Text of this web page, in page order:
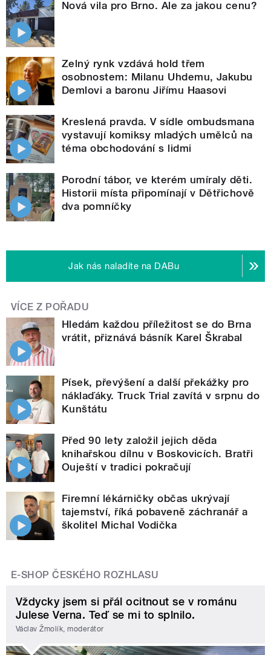
Nová vila pro Brno. Ale za jakou cenu?
Zelný rynk vzdává hold třem
osobnostem: Milanu Uhdemu, Jakubu
Demlovi a baronu Jiřímu Haasovi
Kreslená pravda. V sídle ombudsmana
vystavují komiksy mladých umělců na
téma obchodování s lidmi
Porodní tábor, ve kterém umíraly děti.
Historii místa připomínají v Dětřichově
dva pomníčky
Jak nás naladíte na DABu
VÍCE Z POŘADU
Hledám každou příležitost se do Brna
vrátit, přiznává básník Karel Škrabal
Písek, převýšení a další překážky pro
náklaďáky. Truck Trial zavítá v srpnu do
Kunštátu
Před 90 lety založil jejich děda
knihařskou dílnu v Boskovicích. Bratři
Ouještí v tradici pokračují
Firemní lékárničky občas ukrývají
tajemství, říká pobaveně záchranář a
školitel Michal Vodička
E-SHOP ČESKÉHO ROZHLASU
Vždycky jsem si přál ocitnout se v románu
Julese Verna. Teď se mi to splnilo.
Václav Žmolík, moderátor